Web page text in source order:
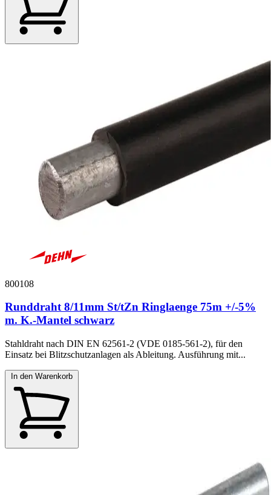
800108
Runddraht 8/11mm St/tZn Ringlaenge 75m +/-5%
m. K.-Mantel schwarz
Stahldraht nach DIN EN 62561-2 (VDE 0185-561-2), für den
Einsatz bei Blitzschutzanlagen als Ableitung. Ausführung mit...
In den Warenkorb